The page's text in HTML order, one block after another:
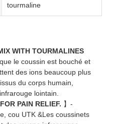
tourmaline
WITH TOURMALINES
le coussin est bouché et
des ions beaucoup plus
du corps humain,
lointain.
PAIN RELIEF. 】-
cou UTK &Les coussinets